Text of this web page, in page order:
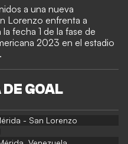
a una nueva
Lorenzo enfrenta a
fecha 1 de la fase de
2023 en el estadio
GOAL
- San Lorenzo